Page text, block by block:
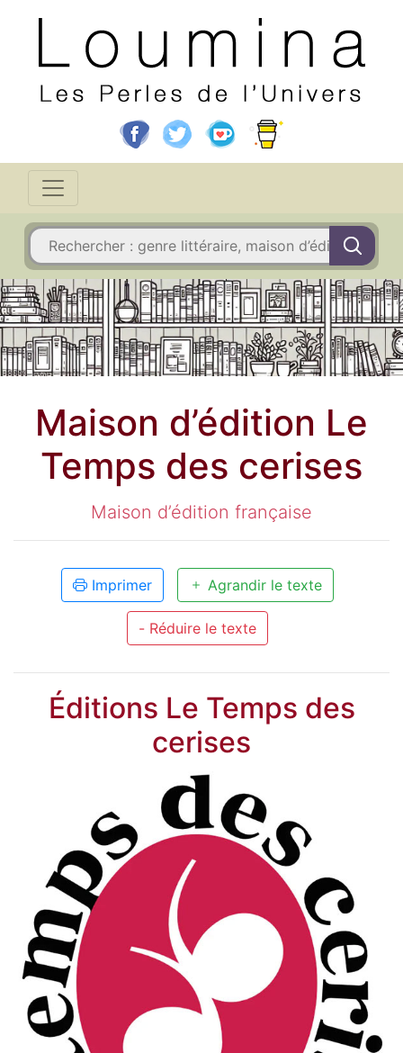
Maison d’édition Le
Temps des cerises
Maison d’édition française
Imprimer Agrandir le texte
- Réduire le texte
Éditions Le Temps des
cerises